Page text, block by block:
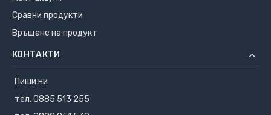
Сравни продукти
Връщане на продукт
КОНТАКТИ
Пиши ни
тел. 0885 513 255